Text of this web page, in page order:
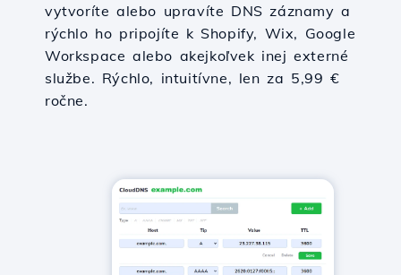
vytvoríte alebo upravíte DNS záznamy a
rýchlo ho pripojíte k Shopify, Wix, Google
Workspace alebo akejkoľvek inej externé
službe. Rýchlo, intuitívne, len za 5,99 €
ročne.